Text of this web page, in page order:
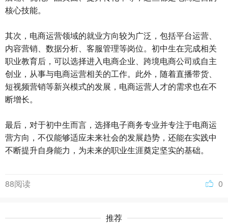
核心技能。
其次，电商运营领域的就业方向较为广泛，包括平台运营、
内容营销、数据分析、客服管理等岗位。初中生在完成相关
职业教育后，可以选择进入电商企业、跨境电商公司或自主
创业，从事与电商运营相关的工作。此外，随着直播带货、
短视频营销等新兴模式的发展，电商运营人才的需求也在不
断增长。
最后，对于初中生而言，选择电子商务专业并专注于电商运
营方向，不仅能够适应未来社会的发展趋势，还能在实践中
不断提升自身能力，为未来的职业生涯奠定坚实的基础。
0
88阅读
推荐